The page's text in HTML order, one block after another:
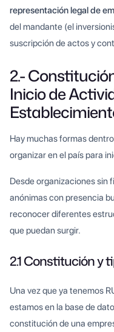
representación legal de
del mandante (el
suscripción de actos y
2.-
Inicio de
Hay muchas formas
organizar en el país para
Desde organizaciones sin
anónimas con presencia
reconocer diferentes
que puedan surgir.
2.1 Constitución y
Una vez que ya tenemos
estamos en la base de
constitución de una